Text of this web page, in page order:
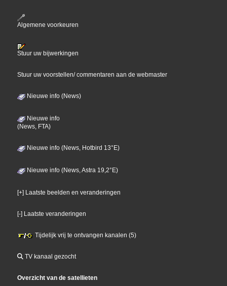
Algemene voorkeuren
Stuur uw bijwerkingen
Stuur uw voorstellen/ commentaren aan de webmaster
Nieuwe info (News)
Nieuwe info
(News, FTA)
Nieuwe info (News, Hotbird 13°E)
Nieuwe info (News, Astra 19,2°E)
[+] Laatste beelden en veranderingen
[-] Laatste veranderingen
Tijdelijk vrij te ontvangen kanalen (5)
TV kanaal gezocht
Overzicht van de satellieten